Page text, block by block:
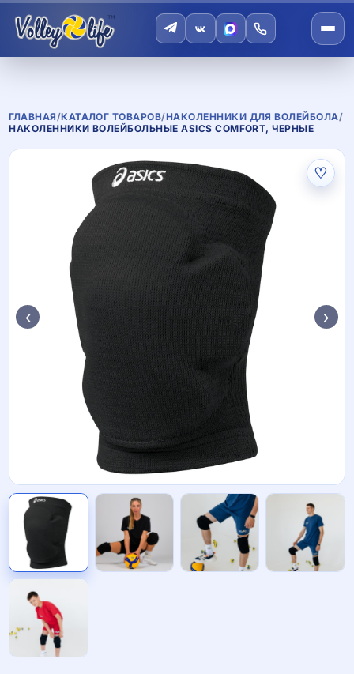
ГЛАВНАЯ/КАТАЛОГ ТОВАРОВ/НАКОЛЕННИКИ ДЛЯ ВОЛЕЙБОЛА/
НАКОЛЕННИКИ ВОЛЕЙБОЛЬНЫЕ ASICS COMFORT, ЧЕРНЫЕ
♡
‹ ›